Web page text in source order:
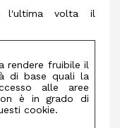
l'ultima volta il
rendere fruibile il
di base quali la
alle aree
è in grado di
cookie.